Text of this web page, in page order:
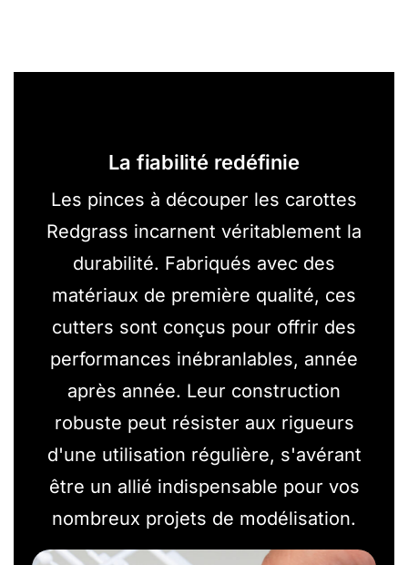
La fiabilité redéfinie
Les pinces à découper les carottes
Redgrass incarnent véritablement la
durabilité. Fabriqués avec des
matériaux de première qualité, ces
cutters sont conçus pour offrir des
performances inébranlables, année
après année. Leur construction
robuste peut résister aux rigueurs
d'une utilisation régulière, s'avérant
être un allié indispensable pour vos
nombreux projets de modélisation.